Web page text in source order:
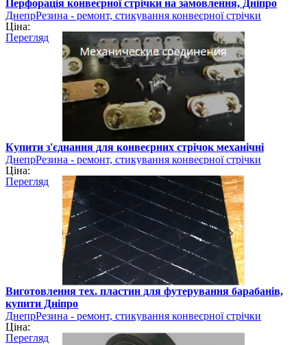
Перфорація конвеєрної стрічки на замовлення, Дніпро
ДнепрРезина - ремонт, стикування конвеєрної стрічки
Ціна:
Перегляд
Купити з'єднання для конвеєрних стрічок механічні
ДнепрРезина - ремонт, стикування конвеєрної стрічки
Ціна:
Перегляд
Виготовлення тех. пластин для футерування барабанів,
купити Дніпро
ДнепрРезина - ремонт, стикування конвеєрної стрічки
Ціна:
Перегляд